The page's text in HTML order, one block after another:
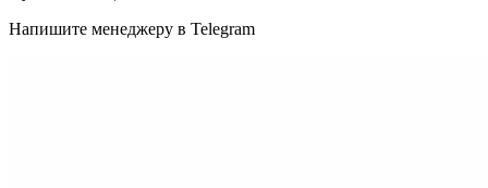
Напишите менеджеру в Telegram